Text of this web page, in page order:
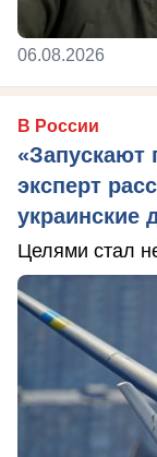
06.08.2026
В России
«Запускают
эксперт
украинские
Целями стал